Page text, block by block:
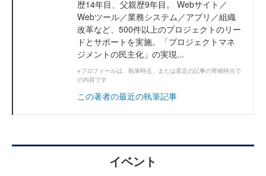
歴14年目、父親歴9年目。 Webサイト／
Webツール／業務システム／アプリ／組織
改革など、500件以上のプロジェクトのリー
ドとサポートを実施。「プロジェクトマネ
ジメントの民主化」の実現...
※プロフィールは、執筆時点、または直近の記事の寄稿時点で
の内容です
この著者の最近の執筆記事
イベント